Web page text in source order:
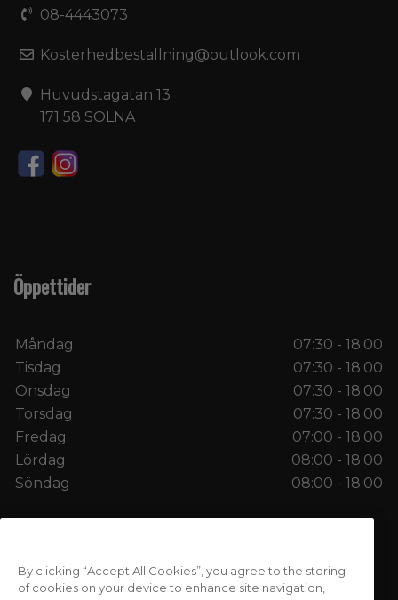
08-4443073
Kosterhedbestallning@outlook.com
Huvudstagatan 13
171 58 SOLNA
Öppettider
Måndag
07:30 - 18:00
Tisdag
07:30 - 18:00
Onsdag
07:30 - 18:00
Torsdag
07:30 - 18:00
Fredag
07:00 - 18:00
Lördag
08:00 - 18:00
Söndag
08:00 - 18:00
Copyright © 2026 Kosterheds Konditori AB. Alla
rättigheter reserverade.
By clicking “Accept All Cookies”, you agree to the storing
of cookies on your device to enhance site navigation,